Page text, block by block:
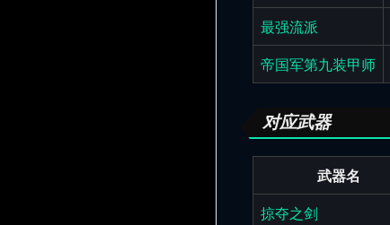
最强流派
帝国军第九装甲师
对应武器
武器名
掠夺之剑